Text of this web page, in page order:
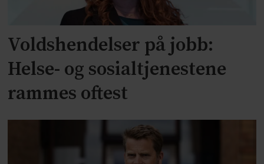
Voldshendelser på jobb:
Helse- og sosialtjenestene
rammes oftest